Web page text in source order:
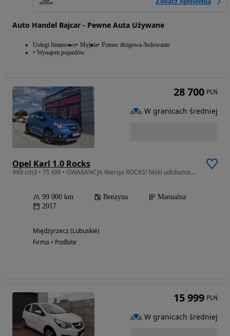
Auto Handel Bajcar - Pewne Auta Używane
Usługi finansowe Myjnia Pomoc drogowa /holowanie
Wynajem pojazdów
Opel Karl 1.0 Rocks
999 cm3 • 75 KM • GWARANCJA Wersja ROCKS! Niski udokumentowany przebieg! Zamiana RATY
99 000 km Benzyna
Manualna
2017
Międzyrzecz (Lubuskie)
Firma • Podbite
28 700 PLN
W granicach średniej
15 999 PLN
W granicach średniej